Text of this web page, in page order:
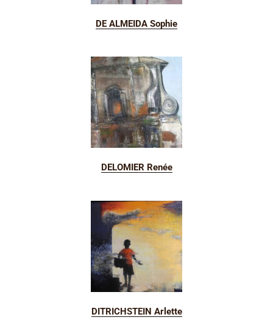
DE ALMEIDA Sophie
DELOMIER Renée
DITRICHSTEIN Arlette